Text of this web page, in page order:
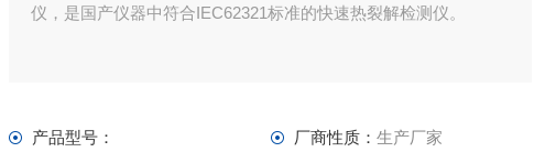
仪，是国产仪器中符合IEC62321标准的快速热裂解检测仪。
产品型号： 厂商性质： 生产厂家